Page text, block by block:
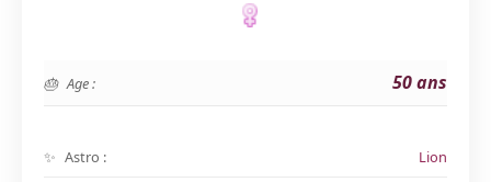
Age : 50 ans
Astro : Lion